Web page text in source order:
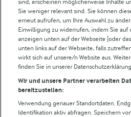
Folge uns!
sind, erscheinen möglicherweise Inhalte
Sie weniger relevant sind. Sie können
erneut aufrufen, um Ihre Auswahl zu
Einwilligung zu widerrufen, indem Sie auf
anzeigen unten auf der Webseite [oder
unten links auf der Webseite, falls
wirkt sich auf unsere/n Website aus.
finden Sie in unserer
Wir und unsere Partner verarbeiten
bereitzustellen:
Verwendung genauer Standortdaten.
Identifikation aktiv abfragen. Speichern